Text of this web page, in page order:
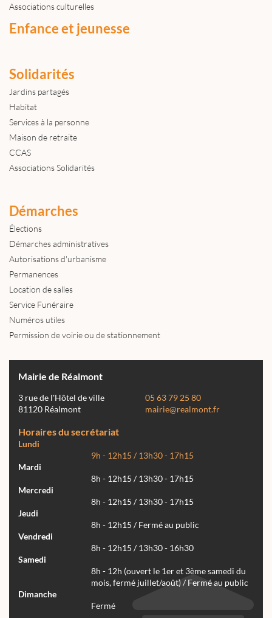
Associations culturelles
Enfance et jeunesse
Solidarités
Jardins partagés
Habitat
Services à la personne
Maison de retraite
CCAS
Associations Solidarités
Démarches
Élections
Démarches administratives
Autorisations d'urbanisme
Permanences
Location de salles
Service Funéraire
Numéros utiles
Permission de voirie ou de stationnement
Mairie de Réalmont
3 rue de l'Hôtel de ville
81120 Réalmont
05 63 79 25 80
mairie@realmont.fr
Horaires du secrétariat
Lundi
9h - 12h15 / 13h30 - 17h15
Mardi
8h - 12h15 / 13h30 - 17h15
Mercredi
8h - 12h15 / 13h30 - 17h15
Jeudi
8h - 12h15 / Fermé au public
Vendredi
8h - 12h15 / 13h30 - 16h30
Samedi
8h - 12h (ouvert le 1er et 3ème samedi du
mois, fermé juillet/août) / Fermé au public
Dimanche
Fermé